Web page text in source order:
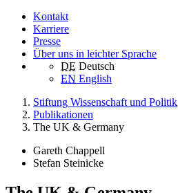
Kontakt
Karriere
Presse
Über uns in leichter Sprache
DE Deutsch
EN English
Stiftung Wissenschaft und Politik
Publikationen
The UK & Germany
Gareth Chappell
Stefan Steinicke